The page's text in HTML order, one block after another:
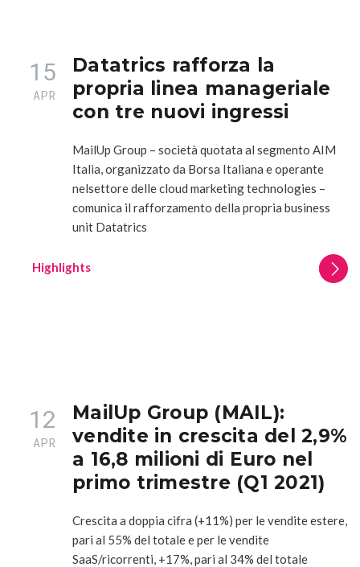
Highlights
15
APR
Datatrics rafforza la
propria linea manageriale
con tre nuovi ingressi
MailUp Group – società quotata al segmento AIM
Italia, organizzato da Borsa Italiana e operante
nelsettore delle cloud marketing technologies –
comunica il rafforzamento della propria business
unit Datatrics
12
APR
MailUp Group (MAIL):
vendite in crescita del 2,9%
a 16,8 milioni di Euro nel
primo trimestre (Q1 2021)
Crescita a doppia cifra (+11%) per le vendite estere,
pari al 55% del totale e per le vendite
SaaS/ricorrenti, +17%, pari al 34% del totale